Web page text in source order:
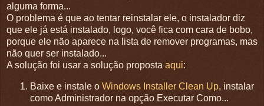
alguma forma...
O problema é que ao tentar reinstalar ele, o instalador diz
que ele já está instalado, logo, você fica com cara de bobo,
porque ele não aparece na lista de remover programas, mas
não quer ser instalado...
A solução foi usar a solução proposta aqui:
Baixe e instale o Windows Installer Clean Up, instalar
como Administrador na opção Executar Como...